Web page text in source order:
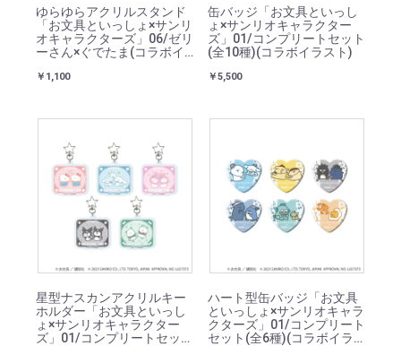
ゆらゆらアクリルスタンド
「お文具といっしょ×サンリ
オキャラクターズ」06/ゼリ
ーさん×ぐでたま(コラボイ
￥1,100
缶バッジ「お文具といっし
ょ×サンリオキャラクター
ズ」01/コンプリートセット
(全10種)(コラボイラスト)
￥5,500
星型ナスカンアクリルキー
ホルダー「お文具といっし
ょ×サンリオキャラクター
ズ」01/コンプリートセット
ハート型缶バッジ「お文具
といっしょ×サンリオキャラ
クターズ」01/コンプリート
セット(全6種)(コラボイラ